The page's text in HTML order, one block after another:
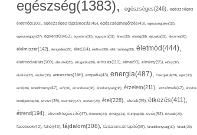
egészség(1383), egészséges(246), egészséges
életmód(100), egészséges táplálkozás(45), egészségmegőrzés(43), egészségtelen(32),
egészségügy(27), egyensúly(63), egyetem(30), egyszerű(31), éhes(30), éhség(38), éjszaka(33), ekcéma(26),
élelmiszer(142), elengedés(29), élet(114), életkor(30), életminőség(30), életmód(444),
életmódváltás(109), életvitel(28), elfogadás(30), elhízás(110), elme(93), élmény(55), előny(37),
elvárás(32), ember(38), emésztés(166), empátia(43), energia(487), Energiaital(29), eper(30),
erdő(36), eredmény(47), erő(36), érrendszer(36), érzékenység(36), érzelem(211), érzelmek(42), érzelmi
intelligencia(28), érzés(39), esemény(27), eszköz(28), étel(228), ételek(39), étkezés(411),
étrend(194), étrendkiegészítő(47), étterem(24), étvágy(34), Európa(28), evés(92), évszak(28),
facebook(42), fahéj(43), fájdalom(308), fájdalomcsillapító(39), fáradékonyság(30), fáradt(28),